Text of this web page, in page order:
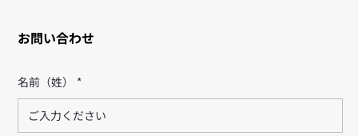
お問い合わせ
名前（姓） *